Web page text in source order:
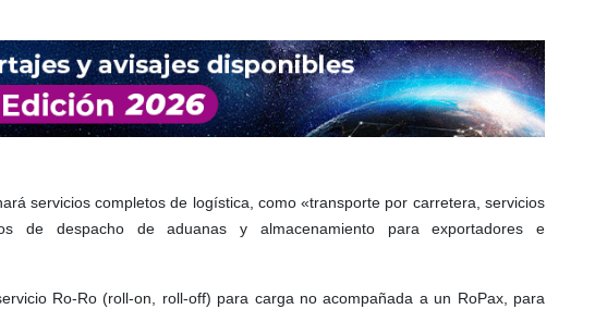
servicios completos de logística, como «transporte por carretera, servicios
de despacho de aduanas y almacenamiento para exportadores e
Ro-Ro (roll-on, roll-off) para carga no acompañada a un RoPax, para